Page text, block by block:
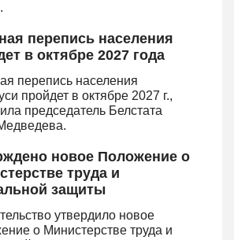
перепись населения
в октябре 2027 года
перепись населения
пройдет в октябре 2027 г.,
председатель Белстата
новое Положение о
труда и
защиты
утвердило новое
о Министерстве труда и